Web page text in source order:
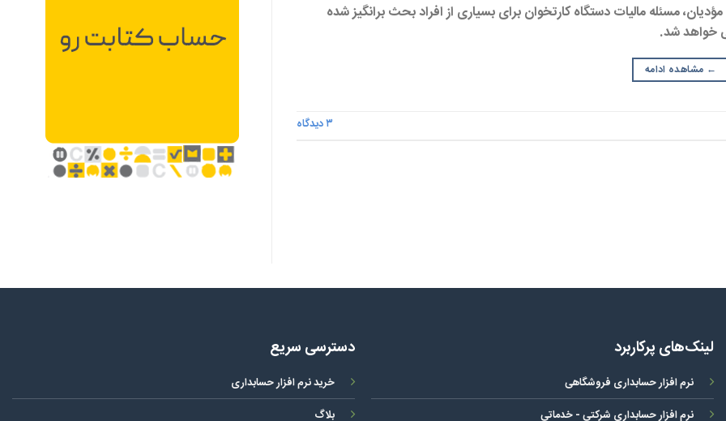
مسئله مالیات دستگاه کارتخوان برای بسیاری از افراد بحث برانگیز شده
خواهد شد.
← مشاهده ادامه
۳دیدگاه
لینک‌های پرکاربرد
نرم افزار حسابداری فروشگاهی
نرم افزار حسابداری شرکتی - خدماتی
دسترسی سریع
خرید نرم افزار حسابداری
بلاگ